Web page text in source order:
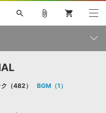
search attach_file shopping_cart
482 BGM 1